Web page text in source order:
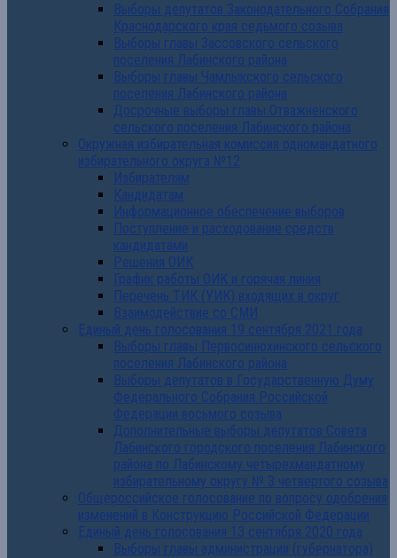
Выборы депутатов Законодательного Собрания
Краснодарского края седьмого созыва
Выборы главы Зассовского сельского
поселения Лабинского района
Выборы главы Чамлыкского сельского
поселения Лабинского района
Досрочные выборы главы Отважненского
сельского поселения Лабинского района
Окружная избирательная комиссия одномандатного
избирательного округа №12
Избирателям
Кандидатам
Информационное обеспечение выборов
Поступление и расходование средств
кандидатами
Решения ОИК
График работы ОИК и горячая линия
Перечень ТИК (УИК) входящих в округ
Взаимодействие со СМИ
Единый день голосования 19 сентября 2021 года
Выборы главы Первосинюхинского сельского
поселения Лабинского района
Выборы депутатов в Государственную Думу
Федерального Собрания Российской
Федерации восьмого созыва
Дополнительные выборы депутатов Совета
Лабинского городского поселения Лабинского
района по Лабинскому четырехмандатному
избирательному округу № 3 четвертого созыва
Общероссийское голосование по вопросу одобрения
изменений в Конструкцию Российской Федерации
Единый день голосования 13 сентября 2020 года
Выборы главы администрации (губернатора)